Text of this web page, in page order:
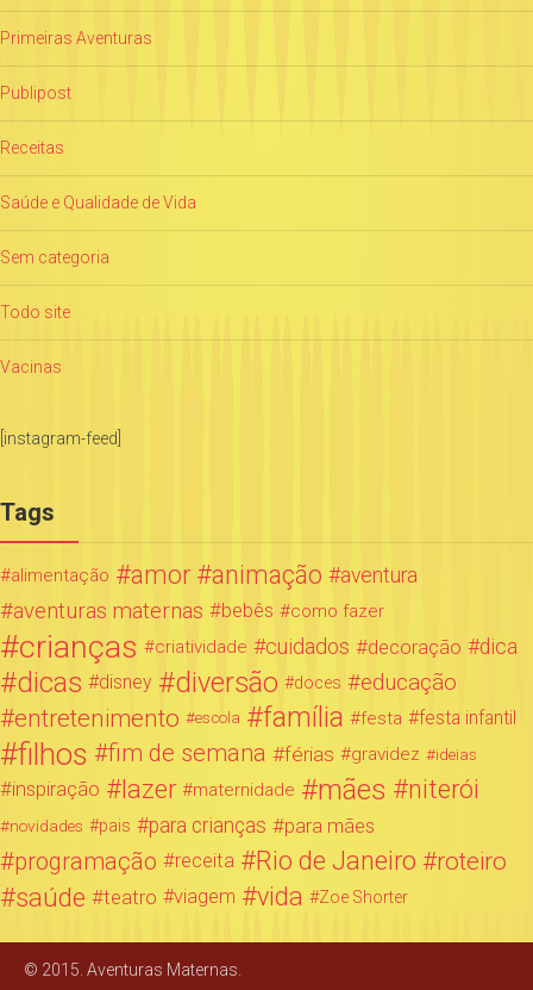
Primeiras Aventuras
Publipost
Receitas
Saúde e Qualidade de Vida
Sem categoria
Todo site
Vacinas
[instagram-feed]
Tags
alimentação amor animação aventura
aventuras maternas bebês como fazer
crianças criatividade cuidados decoração dica
dicas disney diversão doces educação
entretenimento escola família festa festa infantil
filhos fim de semana férias gravidez ideias
inspiração lazer maternidade mães niterói
novidades pais para crianças para mães
programação receita Rio de Janeiro roteiro
saúde teatro viagem vida Zoe Shorter
© 2015. Aventuras Maternas.